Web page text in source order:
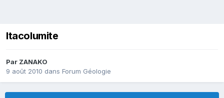
Itacolumite
Par ZANAKO
9 août 2010 dans Forum Géologie